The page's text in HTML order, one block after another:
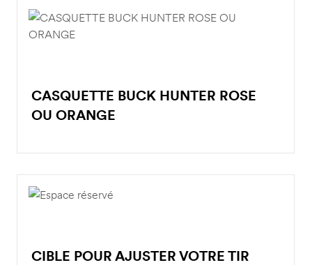
CASQUETTE BUCK HUNTER ROSE
OU ORANGE
CIBLE POUR AJUSTER VOTRE TIR